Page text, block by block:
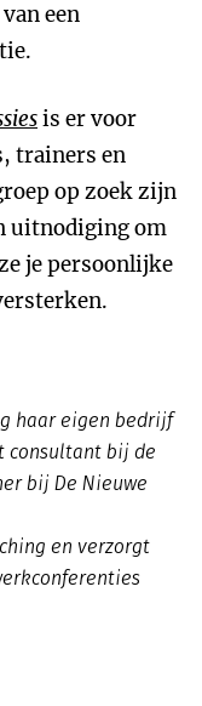
een
is er voor
trainers en
op zoek zijn
uitnodiging om
je persoonlijke
haar eigen bedrijf
consultant bij de
bij De Nieuwe
en verzorgt